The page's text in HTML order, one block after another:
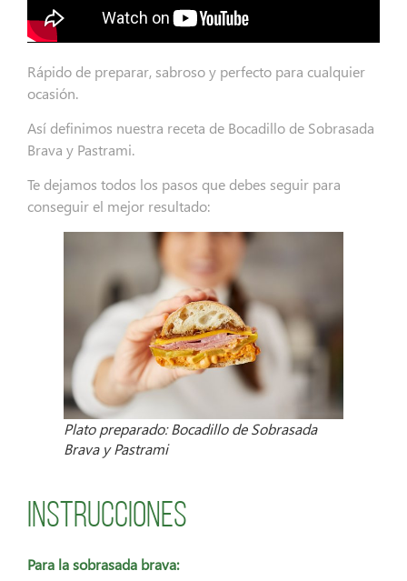
Rápido de preparar, sabroso y perfecto para cualquier
ocasión.
Así definimos nuestra receta de Bocadillo de Sobrasada
Brava y Pastrami.
Te dejamos todos los pasos que debes seguir para
conseguir el mejor resultado:
Plato preparado: Bocadillo de Sobrasada
Brava y Pastrami
Instrucciones
Para la sobrasada brava: